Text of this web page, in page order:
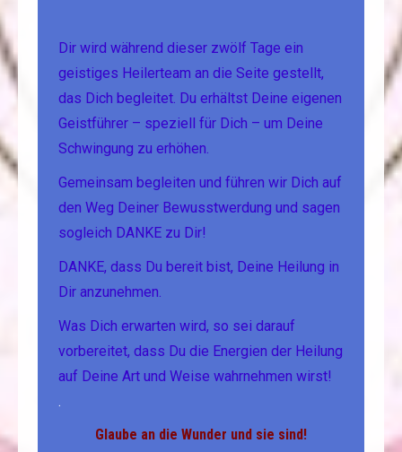
Dir wird während dieser zwölf Tage ein
geistiges Heilerteam an die Seite gestellt,
das Dich begleitet. Du erhältst Deine eigenen
Geistführer – speziell für Dich – um Deine
Schwingung zu erhöhen.
Gemeinsam begleiten und führen wir Dich auf
den Weg Deiner Bewusstwerdung und sagen
sogleich DANKE zu Dir!
DANKE, dass Du bereit bist, Deine Heilung in
Dir anzunehmen.
Was Dich erwarten wird, so sei darauf
vorbereitet, dass Du die Energien der Heilung
auf Deine Art und Weise wahrnehmen wirst!
.
Glaube an die Wunder und sie sind!